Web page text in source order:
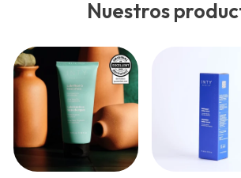
Nuestros